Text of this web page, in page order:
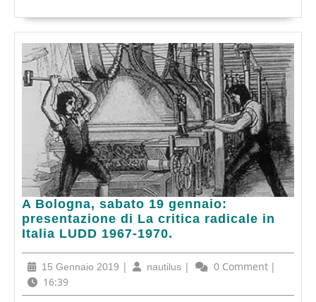
A Bologna, sabato 19 gennaio:
presentazione di La critica radicale in
Italia LUDD 1967-1970.
A
Bologna,
sabato
gennaio:
presentazione
di
15 Gennaio 2019 15
2019
| nautilusnautilus
| 0 Comment |
16:39